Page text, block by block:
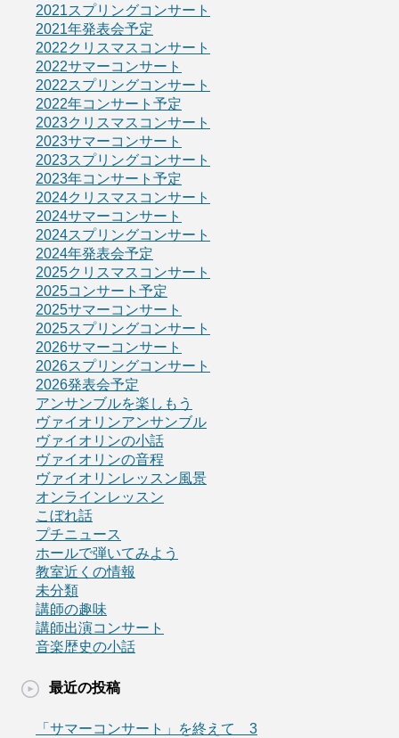
2021スプリングコンサート
2021年発表会予定
2022クリスマスコンサート
2022サマーコンサート
2022スプリングコンサート
2022年コンサート予定
2023クリスマスコンサート
2023サマーコンサート
2023スプリングコンサート
2023年コンサート予定
2024クリスマスコンサート
2024サマーコンサート
2024スプリングコンサート
2024年発表会予定
2025クリスマスコンサート
2025コンサート予定
2025サマーコンサート
2025スプリングコンサート
2026サマーコンサート
2026スプリングコンサート
2026発表会予定
アンサンブルを楽しもう
ヴァイオリンアンサンブル
ヴァイオリンの小話
ヴァイオリンの音程
ヴァイオリンレッスン風景
オンラインレッスン
こぼれ話
プチニュース
ホールで弾いてみよう
教室近くの情報
未分類
講師の趣味
講師出演コンサート
音楽歴史の小話
最近の投稿
「サマーコンサート」を終えて 3